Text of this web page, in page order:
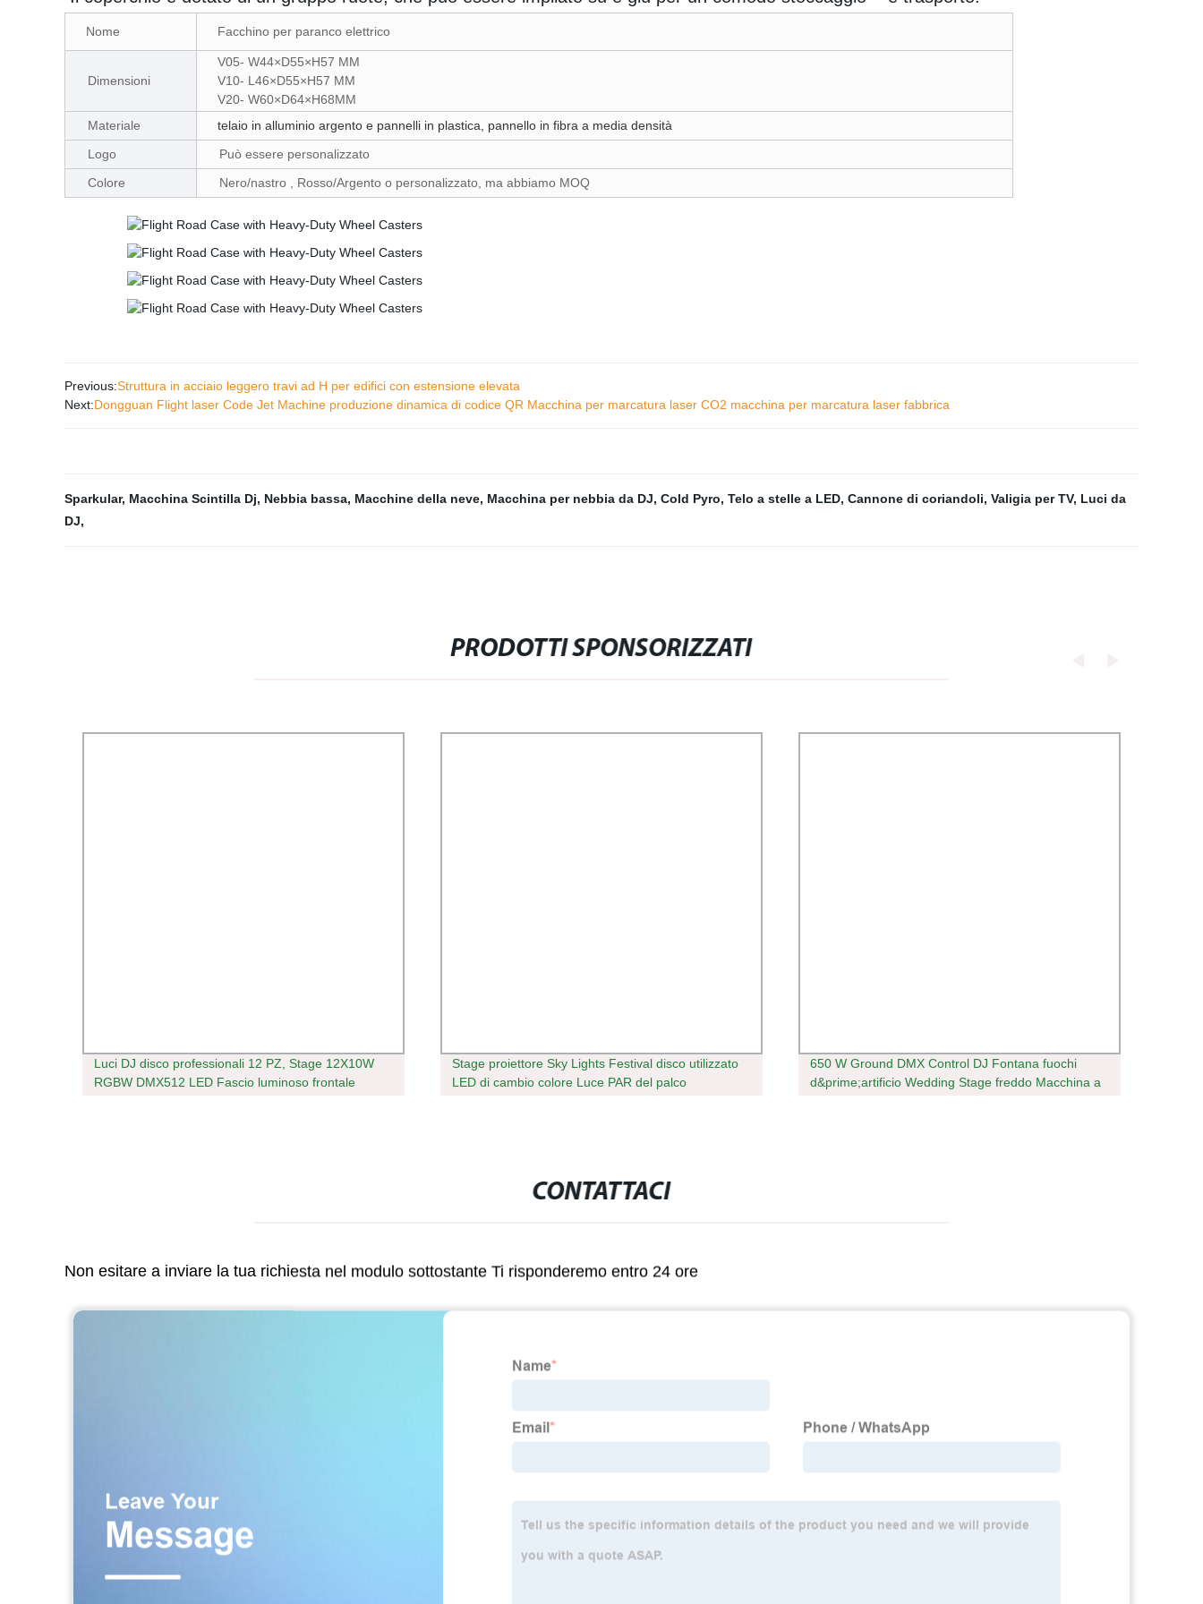
Nome Facchino per paranco elettrico
Dimensioni
V05- W44×D55×H57 MM
V10- L46×D55×H57 MM
V20- W60×D64×H68MM
Materiale
telaio in alluminio argento e pannelli in plastica, pannello in fibra a media densità
Logo
Può essere personalizzato
Colore
Nero/nastro , Rosso/Argento o personalizzato, ma abbiamo MOQ
Previous:Struttura in acciaio leggero travi ad H per edifici con estensione elevata
Next:Dongguan Flight laser Code Jet Machine produzione dinamica di codice QR Macchina per marcatura laser CO2 macchina per marcatura laser fabbrica
Sparkular, Macchina Scintilla Dj, Nebbia bassa, Macchine della neve, Macchina per nebbia da DJ, Cold Pyro, Telo a stelle a LED, Cannone di coriandoli, Valigia per TV, Luci da
DJ,
PRODOTTI SPONSORIZZATI
Luci DJ disco professionali 12 PZ, Stage 12X10W
RGBW DMX512 LED Fascio luminoso frontale
Stage proiettore Sky Lights Festival disco utilizzato
LED di cambio colore Luce PAR del palco
650 W Ground DMX Control DJ Fontana fuochi
d&prime;artificio Wedding Stage freddo Macchina a
CONTATTACI
Non esitare a inviare la tua richiesta nel modulo sottostante Ti risponderemo entro 24 ore